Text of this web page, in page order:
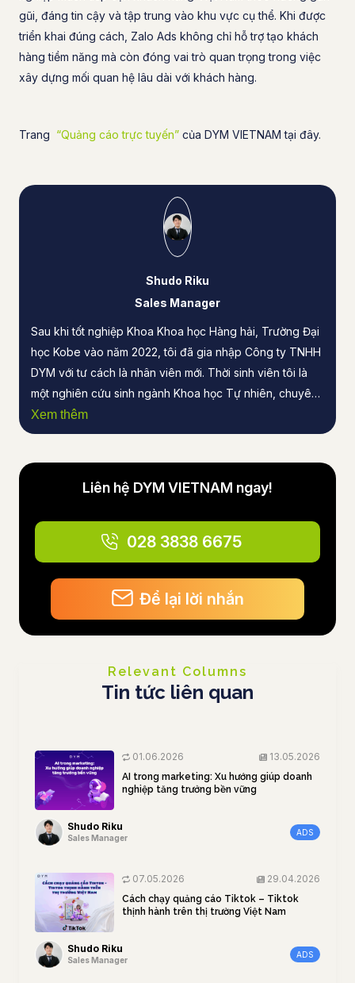
gũi, đáng tin cậy và tập trung vào khu vực cụ thể. Khi được
triển khai đúng cách, Zalo Ads không chỉ hỗ trợ tạo khách
hàng tiềm năng mà còn đóng vai trò quan trọng trong việc
xây dựng mối quan hệ lâu dài với khách hàng.
Trang “Quảng cáo trực tuyến” của DYM VIETNAM tại đây.
Shudo Riku
Sales Manager
Sau khi tốt nghiệp Khoa Khoa học Hàng hải, Trường Đại
học Kobe vào năm 2022, tôi đã gia nhập Công ty TNHH
DYM với tư cách là nhân viên mới. Thời sinh viên tôi là
một nghiên cứu sinh ngành Khoa học Tự nhiên, chuyên
ngành Kỹ thuật Vật lý Điện tử. Trong khi chủ yếu thực
hiện nghiên cứu về vật chất quang học, tôi cũng đồng
VIETNAM, tôi đã thành lập mảng kinh doanh đại lý
khác nhau, từ việc thiết kế sản phẩm đến đề xuất cho
khách hàng.
Xem thêm
Liên hệ DYM VIETNAM ngay!
028 3838 6675
Để lại lời nhắn
Relevant Columns
Tin tức liên quan
01.06.2026 13.05.2026
AI trong marketing: Xu hướng giúp doanh
nghiệp tăng trưởng bền vững
Shudo Riku
Sales Manager
ADS
07.05.2026 29.04.2026
Cách chạy quảng cáo Tiktok – Tiktok
thịnh hành trên thị trường Việt Nam
Shudo Riku
Sales Manager
ADS